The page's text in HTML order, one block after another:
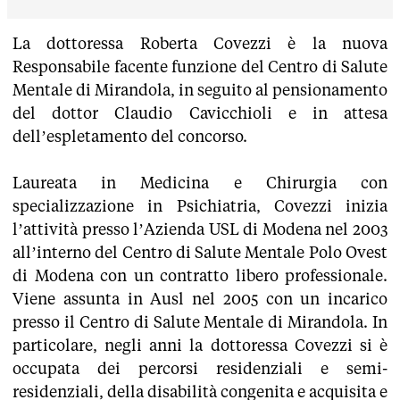
La dottoressa Roberta Covezzi è la nuova
Responsabile facente funzione del Centro di Salute
Mentale di Mirandola, in seguito al pensionamento
del dottor Claudio Cavicchioli e in attesa
dell’espletamento del concorso.
Laureata in Medicina e Chirurgia con
specializzazione in Psichiatria, Covezzi inizia
l’attività presso l’Azienda USL di Modena nel 2003
all’interno del Centro di Salute Mentale Polo Ovest
di Modena con un contratto libero professionale.
Viene assunta in Ausl nel 2005 con un incarico
presso il Centro di Salute Mentale di Mirandola. In
particolare, negli anni la dottoressa Covezzi si è
occupata dei percorsi residenziali e semi-
residenziali, della disabilità congenita e acquisita e